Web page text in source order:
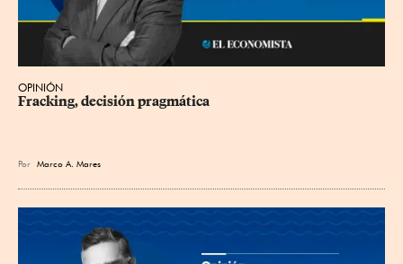
OPINIÓN
Fracking, decisión pragmática
Por Marco A. Mares